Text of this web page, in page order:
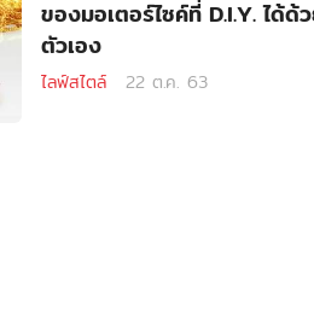
ของมอเตอร์ไซค์ที่ D.I.Y. ได้ด้
ตัวเอง
ไลฟ์สไตล์ 22 ต.ค. 63